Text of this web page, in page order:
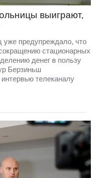
выиграют,
уже предупреждало, что
стационарных
денег в пользу
Берзиньш
телеканалу